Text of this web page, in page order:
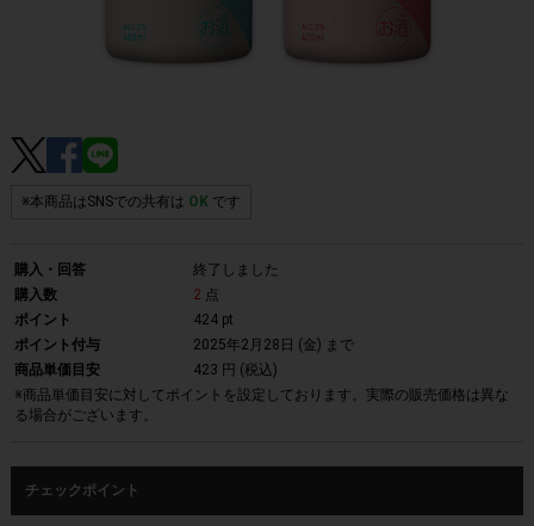
※本商品はSNSでの共有は OKです
購入・回答
終了しました
購入数
2 点
ポイント
424 pt
ポイント付与
2025年2月28日 (金) まで
商品単価目安
423 円 (税込)
※商品単価目安に対してポイントを設定しております。実際の販売価格は異な
る場合がございます。
チェックポイント